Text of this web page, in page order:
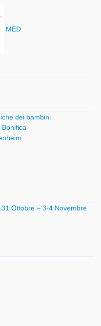
MED
dei bambini
31 Ottobre – 3-4 Novembre